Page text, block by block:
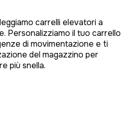
carrelli elevatori a
Personalizziamo il tuo carrello
di movimentazione e ti
del magazzino per
più snella.